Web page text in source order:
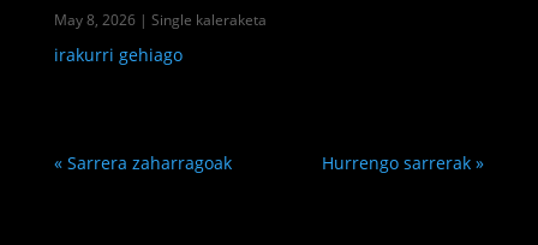
May 8, 2026 | Single kaleraketa
irakurri gehiago
« Sarrera zaharragoak Hurrengo sarrerak »